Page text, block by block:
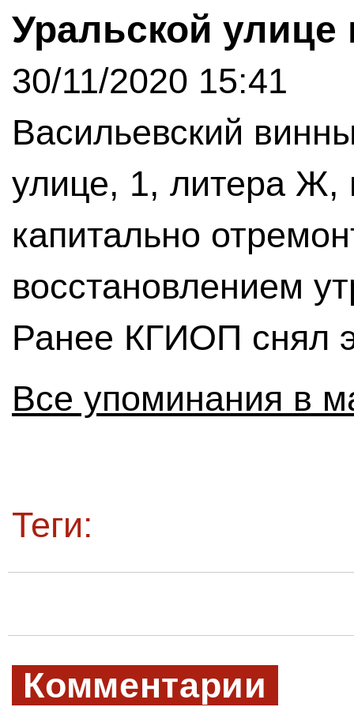
Уральской улице
30/11/2020 15:41
Васильевский
улице, 1, литера Ж,
капитально
восстановлением
Ранее КГИОП снял
Все упоминания в
Теги:
Комментарии